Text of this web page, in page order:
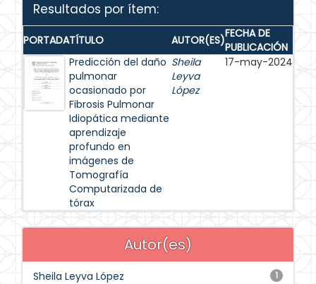
Resultados por ítem:
PORTADATÍTULO AUTOR(ES)FECHA DE
PUBLICACIÓN
Predicción del daño
pulmonar
ocasionado por
Fibrosis Pulmonar
Idiopática mediante
aprendizaje
profundo en
imágenes de
Tomografía
Computarizada de
tórax
Sheila
Leyva
López
17-may-2024
Autor(es)
1
Sheila Leyva López